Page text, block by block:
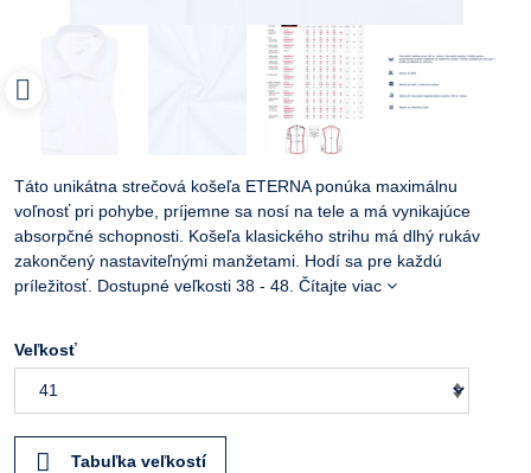
Táto unikátna strečová košeľa ETERNA ponúka maximálnu
voľnosť pri pohybe, príjemne sa nosí na tele a má vynikajúce
absorpčné schopnosti. Košeľa klasického strihu má dlhý rukáv
zakončený nastaviteľnými manžetami. Hodí sa pre každú
príležitosť. Dostupné veľkosti 38 - 48. Čítajte viac
Veľkosť
Tabuľka veľkostí